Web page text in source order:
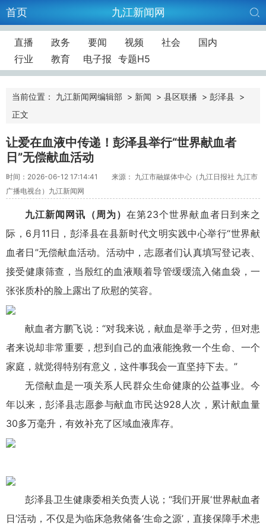
首页 九江新闻网
直播 政务 要闻 视频 社会
国内
行业
教育 电子报 专题H5
当前位置： 九江新闻网编辑部 > 新闻 > 县区联播 > 彭泽县 >
正文
让爱在血液中传递！彭泽县举行“世界献血者
日”无偿献血活动
时间：2026-06-12 17:14:41
来源： 九江市融媒体中心（九江日报社 九江市
广播电视台）九江新闻网
九江新闻网讯 （周为） 在第23个世界献血者日到来之
际，6月11日，彭泽县在县新时代文明实践中心举行“世界献
血者日”无偿献血活动。活动中，志愿者们认真填写登记表、
接受健康筛查，当殷红的血液顺着导管缓缓流入储血袋，一
张张质朴的脸上露出了欣慰的笑容。
献血者方鹏飞说：“对我来说，献血是举手之劳，但对患
者来说却非常重要，想到自己的血液能挽救一个生命、一个
家庭，就觉得特别有意义，这件事我会一直坚持下去。”
无偿献血是一项关系人民群众生命健康的公益事业。今
年以来，彭泽县志愿参与献血市民达928人次，累计献血量
30多万毫升，有效补充了区域血液库存。
彭泽县卫生健康委相关负责人说；“我们开展‘世界献血者
日’活动，不仅是为临床急救储备‘生命之源’，直接保障手术患